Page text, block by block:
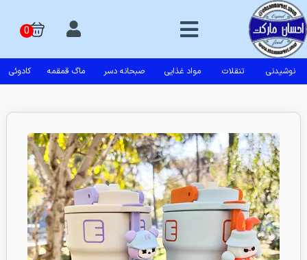
نوشیدنی تنقلات مواد غذایی صبحانه دسر ماگ قمقمه کادوئی